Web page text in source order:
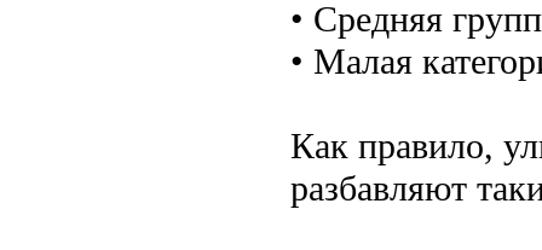
• Средняя
• Малая
Как правило,
разбавляют